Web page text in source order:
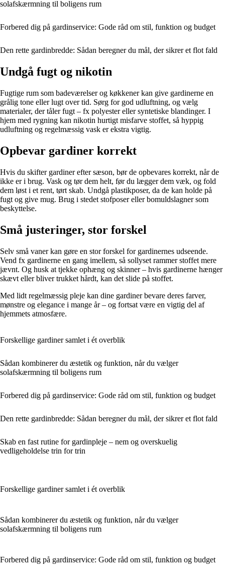
solafskærmning til boligens rum
Forbered dig på gardinservice: Gode råd om stil, funktion og budget
Den rette gardinbredde: Sådan beregner du mål, der sikrer et flot fald
Undgå fugt og nikotin
Fugtige rum som badeværelser og køkkener kan give gardinerne en
grålig tone eller lugt over tid. Sørg for god udluftning, og vælg
materialer, der tåler fugt – fx polyester eller syntetiske blandinger. I
hjem med rygning kan nikotin hurtigt misfarve stoffet, så hyppig
udluftning og regelmæssig vask er ekstra vigtig.
Opbevar gardiner korrekt
Hvis du skifter gardiner efter sæson, bør de opbevares korrekt, når de
ikke er i brug. Vask og tør dem helt, før du lægger dem væk, og fold
dem løst i et rent, tørt skab. Undgå plastikposer, da de kan holde på
fugt og give mug. Brug i stedet stofposer eller bomuldslagner som
beskyttelse.
Små justeringer, stor forskel
Selv små vaner kan gøre en stor forskel for gardinernes udseende.
Vend fx gardinerne en gang imellem, så sollyset rammer stoffet mere
jævnt. Og husk at tjekke ophæng og skinner – hvis gardinerne hænger
skævt eller bliver trukket hårdt, kan det slide på stoffet.
Med lidt regelmæssig pleje kan dine gardiner bevare deres farver,
mønstre og elegance i mange år – og fortsat være en vigtig del af
hjemmets atmosfære.
Forskellige gardiner samlet i ét overblik
Sådan kombinerer du æstetik og funktion, når du vælger
solafskærmning til boligens rum
Forbered dig på gardinservice: Gode råd om stil, funktion og budget
Den rette gardinbredde: Sådan beregner du mål, der sikrer et flot fald
Skab en fast rutine for gardinpleje – nem og overskuelig
vedligeholdelse trin for trin
Forskellige gardiner samlet i ét overblik
Sådan kombinerer du æstetik og funktion, når du vælger
solafskærmning til boligens rum
Forbered dig på gardinservice: Gode råd om stil, funktion og budget